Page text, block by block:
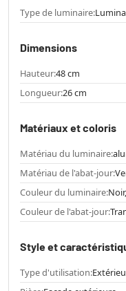
Type de luminaire:
Dimensions
Hauteur:48 cm
Longueur:26 cm
Matériaux et coloris
Matériau du luminaire:
Matériau de l'abat-jour:
Couleur du luminaire:
Couleur de l'abat-jour:
Style et
Type d'utilisation: